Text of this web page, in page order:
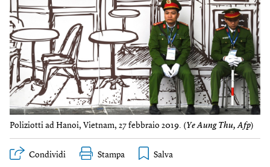
Poliziotti ad Hanoi, Vietnam, 27 febbraio 2019. ( Ye Aung Thu, Afp)
Condividi Stampa